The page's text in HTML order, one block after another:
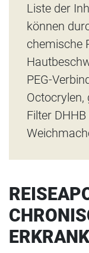
Liste der
können
chemische
PEG-
Octocrylen,
Filter